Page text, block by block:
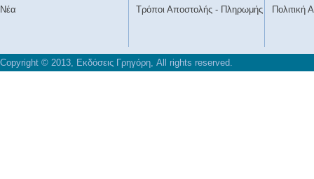
Νέα
Τρόποι Αποστολής - Πληρωμής
Πολιτική
Copyright © 2013, Εκδόσεις Γρηγόρη, All rights reserved.